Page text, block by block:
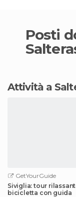
Posti dove dormire a
Attività a
GetYourGuide
Siviglia: tour
bicicletta con guida